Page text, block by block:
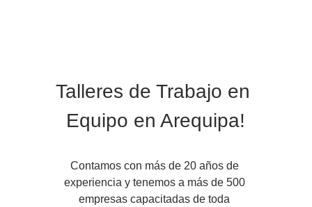
Talleres de Trabajo en
Equipo en Arequipa!
Contamos con más de 20 años de
experiencia y tenemos a más de 500
empresas capacitadas de toda